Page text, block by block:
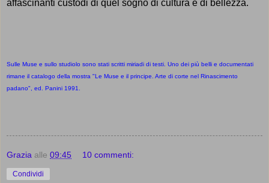
affascinanti custodi di quel sogno di cultura e di bellezza.
Sulle Muse e sullo studiolo sono stati scritti miriadi di testi. Uno dei più belli e documentati
rimane il catalogo della mostra "Le Muse e il principe. Arte di corte nel Rinascimento
padano", ed. Panini 1991.
Grazia alle 09:45 10 commenti:
Condividi